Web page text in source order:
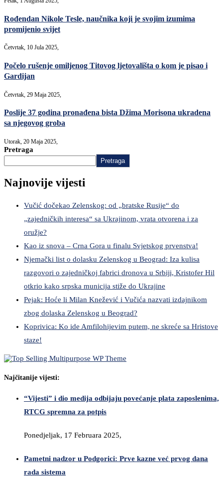
Rođendan Nikole Tesle, naučnika koji je svojim izumima
promijenio svijet
Četvrtak, 10 Jula 2025,
Počelo rušenje omiljenog Titovog ljetovališta o kom je pisao i
Gardijan
Četvrtak, 29 Maja 2025,
Poslije 37 godina pronađena bista Džima Morisona ukradena
sa njegovog groba
Utorak, 20 Maja 2025,
Pretraga
Pretraga
Najnovije vijesti
Vučić dočekao Zelenskog: od „bratske Rusije“ do
„zajedničkih interesa“ sa Ukrajinom, vrata otvorena i za
oružje?
Kao iz snova – Crna Gora u finalu Svjetskog prvenstva!
Njemački list o dolasku Zelenskog u Beograd: Iza kulisa
razgovori o zajedničkoj fabrici dronova u Srbiji, Kristofer Hil
otkrio kako srpska municija stiže do Ukrajine
Pejak: Hoće li Milan Knežević i Vučića nazvati izdajnikom
zbog dolaska Zelenskog u Beograd?
Koprivica: Ko ide Amfilohijevim putem, ne skreće sa Hristove
staze!
Najčitanije vijesti:
“Vijesti” i dio medija odbijaju povećanje plata zaposlenima,
RTCG spremna za potpis
Ponedjeljak, 17 Februara 2025,
Pametni nadzor u Podgorici: Prve kazne već prvog dana
rada sistema